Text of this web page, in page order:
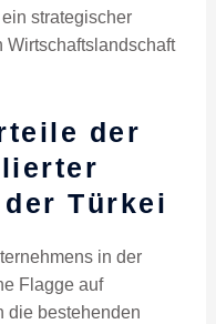
strategischer
Wirtschaftslandschaft
der
Türkei
in der
Flagge auf
die bestehenden